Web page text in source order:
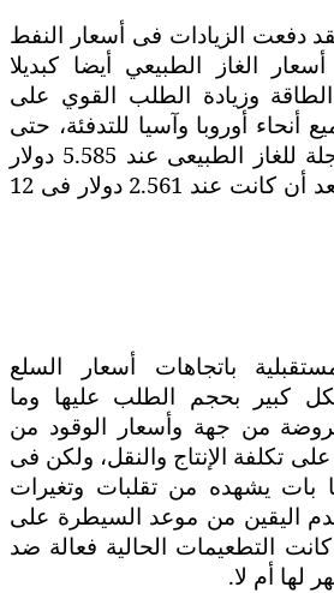
دفعت الزيادات فى أسعار النفط
الغاز الطبيعي أيضا كبديلا
وزيادة الطلب القوي على
أنحاء أوروبا وآسيا للتدفئة، حتى
بات تداول العقود الآجلة للغاز الطبيعى عند 5.585 دولار
فى 5 نوفمبر 2021، بعد أن كانت عند 2.561 دولار فى 12
باتجاهات أسعار السلع
كبير بحجم الطلب عليها وما
من جهة وأسعار الوقود من
تكلفة الإنتاج والنقل، ولكن فى
بات يشهده من تقلبات وتغيرات
اليقين من موعد السيطرة على
كانت التطعيمات الحالية فعالة ضد
لها أم لا.